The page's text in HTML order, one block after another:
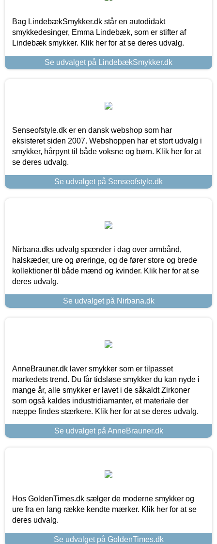
Bag LindebækSmykker.dk står en autodidakt
smykkedesinger, Emma Lindebæk, som er stifter af
Lindebæk smykker. Klik her for at se deres udvalg.
Se udvalget på LindebækSmykker.dk
Senseofstyle.dk er en dansk webshop som har
eksisteret siden 2007. Webshoppen har et stort udvalg i
smykker, hårpynt til både voksne og børn. Klik her for at
se deres udvalg.
Se udvalget på Senseofstyle.dk
Nirbana.dks udvalg spænder i dag over armbånd,
halskæder, ure og øreringe, og de fører store og brede
kollektioner til både mænd og kvinder. Klik her for at se
deres udvalg.
Se udvalget på Nirbana.dk
AnneBrauner.dk laver smykker som er tilpasset
markedets trend. Du får tidsløse smykker du kan nyde i
mange år, alle smykker er lavet i de såkaldt Zirkoner
som også kaldes industridiamanter, et materiale der
næppe findes stærkere. Klik her for at se deres udvalg.
Se udvalget på AnneBrauner.dk
Hos GoldenTimes.dk sælger de moderne smykker og
ure fra en lang række kendte mærker. Klik her for at se
deres udvalg.
Se udvalget på GoldenTimes.dk